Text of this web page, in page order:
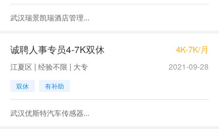
武汉瑞景凯瑞酒店管理...
诚聘人事专员4-7K双休 4K-7K/月
江夏区 | 经验不限 | 大专 2021-09-28
双休 有补助
武汉优斯特汽车传感器...